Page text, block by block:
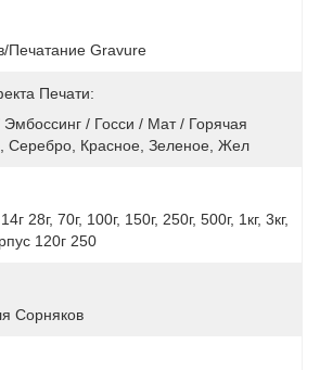
печатание Gravure
Печати:
/ Госси / Мат / Горячая
Серебро, Красное, Зеленое, Жел
28г, 70г, 100г, 150г, 250г, 500г, 1кг, 3кг,
120г 250
Сорняков